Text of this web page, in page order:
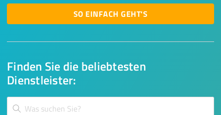
Finden Sie die beliebtesten
Dienstleister:
SO EINFACH GEHT'S